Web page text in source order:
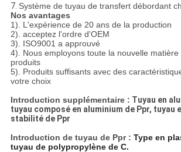
7. Système de tuyau de transfert débordant
Nos avantages
1). L'expérience de 20 ans de la production
2). acceptez l'ordre d'OEM
3). ISO9001 a approuvé
4). Nous employons toute la nouvelle
produits
5). Produits suffisants avec des
votre choix
Introduction supplémentaire : Tuyau en
tuyau composé en aluminium de Ppr, tuyau
stabilité de Ppr
Introduction de tuyau de Ppr : Type en
tuyau de polypropylène de C.